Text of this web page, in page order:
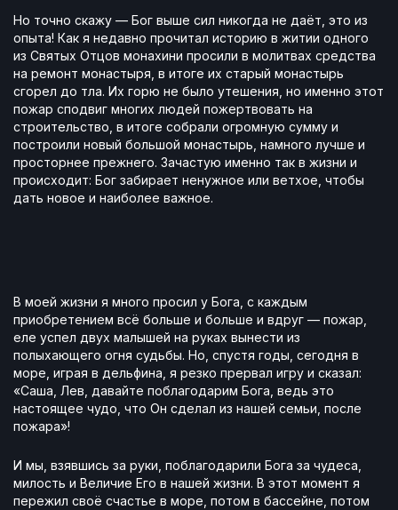
Но точно скажу — Бог выше сил никогда не даёт, это из
опыта! Как я недавно прочитал историю в житии одного
из Святых Отцов монахини просили в молитвах средства
на ремонт монастыря, в итоге их старый монастырь
сгорел до тла. Их горю не было утешения, но именно этот
пожар сподвиг многих людей пожертвовать на
строительство, в итоге собрали огромную сумму и
построили новый большой монастырь, намного лучше и
просторнее прежнего. Зачастую именно так в жизни и
происходит: Бог забирает ненужное или ветхое, чтобы
дать новое и наиболее важное.
В моей жизни я много просил у Бога, с каждым
приобретением всё больше и больше и вдруг — пожар,
еле успел двух малышей на руках вынести из
полыхающего огня судьбы. Но, спустя годы, сегодня в
море, играя в дельфина, я резко прервал игру и сказал:
«Саша, Лев, давайте поблагодарим Бога, ведь это
настоящее чудо, что Он сделал из нашей семьи, после
пожара»!
И мы, взявшись за руки, поблагодарили Бога за чудеса,
милость и Величие Его в нашей жизни. В этот момент я
пережил своё счастье в море, потом в бассейне, потом